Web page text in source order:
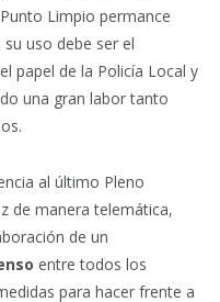
Limpio permance
uso debe ser el
papel de la Policía Local y
una gran labor tanto
al último Pleno
de manera telemática,
de un
entre todos los
para hacer frente a